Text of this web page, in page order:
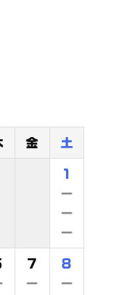
金 土
1
－
－
－
7
－
8
－